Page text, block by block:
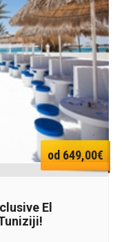
od 649,00€
El